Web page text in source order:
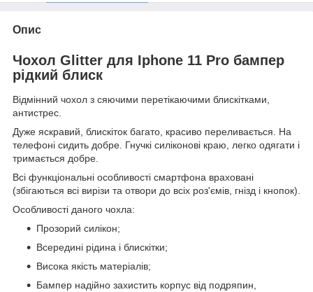
Опис
Чохол Glitter для Iphone 11 Pro бампер
рідкий блиск
Відмінний чохол з сяючими перетікаючими блискітками,
антистрес.
Дуже яскравий, блискіток багато, красиво переливається. На
телефоні сидить добре. Гнучкі силіконові краю, легко одягати і
тримається добре.
Всі функціональні особливості смартфона враховані
(збігаються всі вирізи та отвори до всіх роз'ємів, гнізд і кнопок).
Особливості даного чохла:
Прозорий силікон;
Всередині рідина і блискітки;
Висока якість матеріалів;
Бампер надійно захистить корпус від подряпин,